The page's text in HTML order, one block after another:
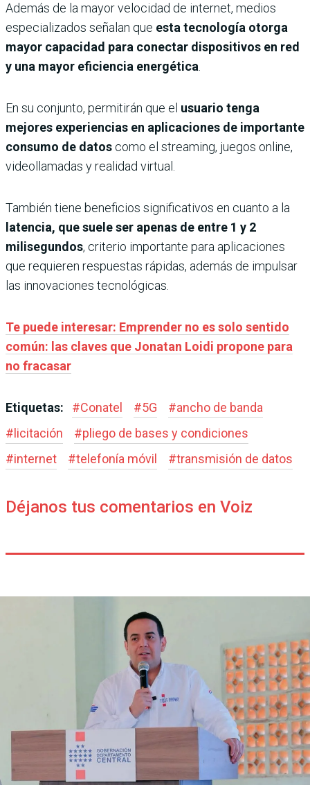
Además de la mayor velocidad de internet, medios
especializados señalan que esta tecnología otorga
mayor capacidad para conectar dispositivos en red
y una mayor eficiencia energética
En su conjunto, permitirán que el usuario tenga
mejores experiencias en aplicaciones de importante
consumo de datos como el streaming, juegos online,
videollamadas y realidad virtual.
También tiene beneficios significativos en cuanto a la
latencia, que suele ser apenas de entre 1 y 2
milisegundos, criterio importante para aplicaciones
que requieren respuestas rápidas, además de impulsar
las innovaciones tecnológicas.
Te puede interesar: Emprender no es solo sentido
común: las claves que Jonatan Loidi propone para
no fracasar
Etiquetas: #Conatel #5G #ancho de banda
# licitación #pliego de bases y condiciones
#internet #telefonía móvil #transmisión de datos
Déjanos tus comentarios en Voiz